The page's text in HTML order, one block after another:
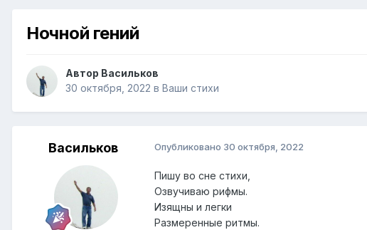
Ночной гений
Автор Васильков
30 октября, 2022 в Ваши стихи
Васильков Опубликовано 30 октября, 2022
Пишу во сне стихи,
Озвучиваю рифмы.
Изящны и легки
Размеренные ритмы.